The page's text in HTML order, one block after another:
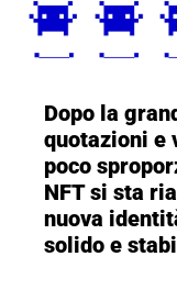
Dopo la
quotazioni e
poco
NFT si sta
nuova
solido e